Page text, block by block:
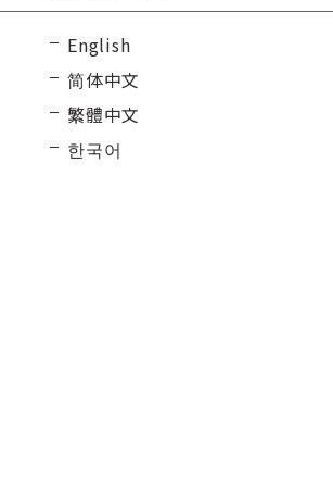
English
简体中文
繁體中文
한국어